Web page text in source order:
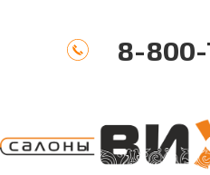
8-800-